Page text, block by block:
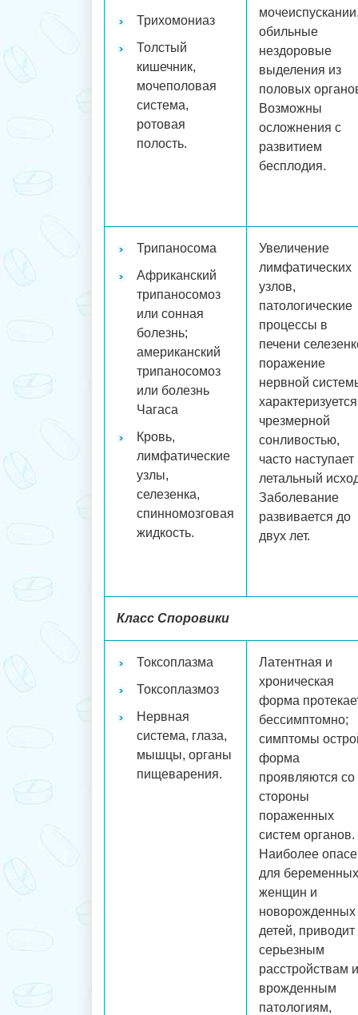
Трихомониаз
Толстый
кишечник,
мочеполовая
система,
ротовая
полость.
обильные
нездоровые
выделения из
половых
Возможны
осложнения с
развитием
бесплодия.
Трипаносома
Африканский
трипаносомоз
или сонная
болезнь;
американский
трипаносомоз
или болезнь
Чагаса
Кровь,
лимфатические
узлы,
селезенка,
спинномозговая
жидкость.
Увеличение
лимфатических
узлов,
патологические
процессы в
печени
поражение
нервной
характеризуется
чрезмерной
сонливостью,
часто наступает
летальный
Заболевание
развивается до
двух лет.
Класс Споровики
Токсоплазма
Токсоплазмоз
Нервная
система, глаза,
мышцы, органы
пищеварения.
Латентная и
хроническая
форма
бессимптомно;
симптомы
форма
проявляются со
стороны
пораженных
систем органов.
Наиболее
для беременных
женщин и
новорожденных
детей, приводит
серьезным
расстройствам и
врожденным
патологиям,